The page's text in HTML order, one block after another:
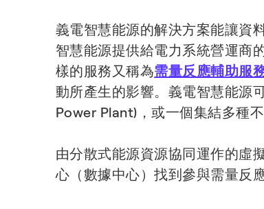
義電智慧能源的解決方案能讓資
智慧能源提供給電力系統營運商
樣的服務又稱為需量反應輔助服
動所產生的影響。義電智慧能源
Power Plant)，或一個集結多種
由分散式能源資源協同運作的虛
心（數據中心）找到參與需量反